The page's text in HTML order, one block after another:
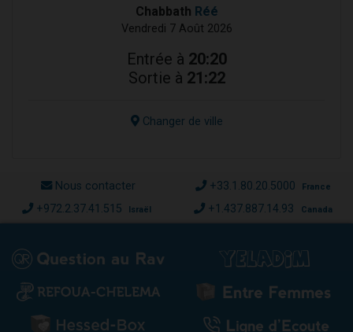
Chabbath Réé
Vendredi 7 Août 2026
Entrée à 20:20
Sortie à 21:22
Changer de ville
Nous contacter +33.1.80.20.5000 France
+972.2.37.41.515 Israël +1.437.887.14.93 Canada